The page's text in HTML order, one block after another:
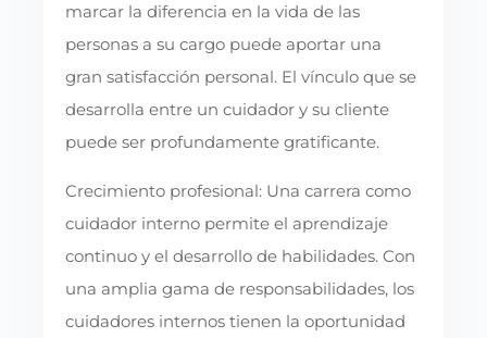
marcar la diferencia en la vida de las
personas a su cargo puede aportar una
gran satisfacción personal. El vínculo que se
desarrolla entre un cuidador y su cliente
puede ser profundamente gratificante.
Crecimiento profesional: Una carrera como
cuidador interno permite el aprendizaje
continuo y el desarrollo de habilidades. Con
una amplia gama de responsabilidades, los
cuidadores internos tienen la oportunidad